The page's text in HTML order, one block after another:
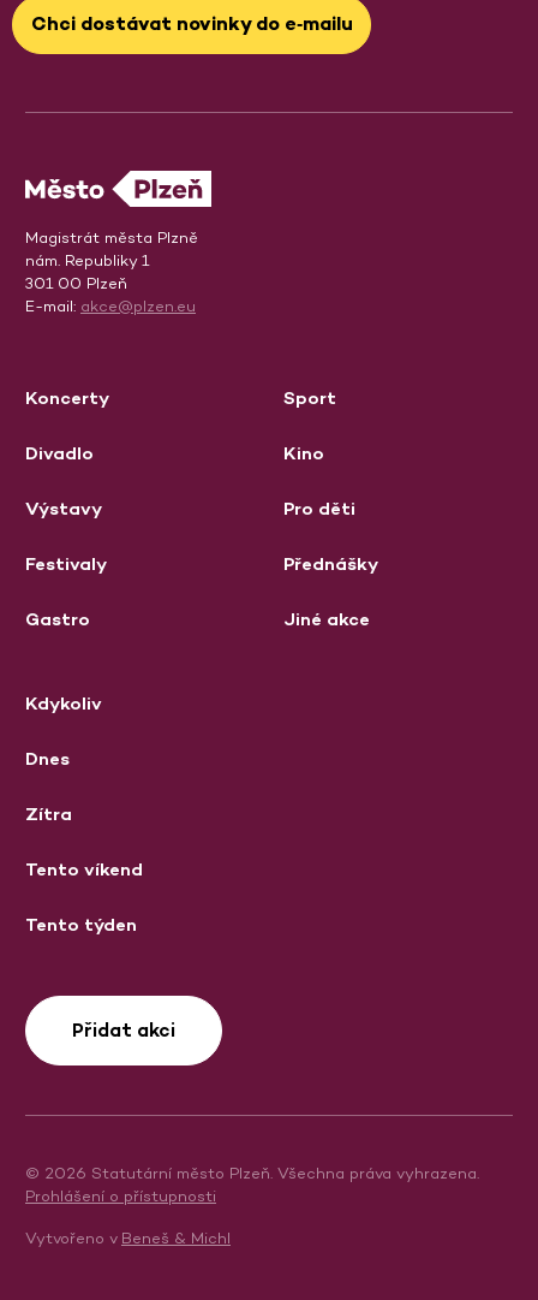
Chci dostávat novinky do e‑mailu
Magistrát města Plzně
nám. Republiky 1
301 00 Plzeň
E-mail: akce@plzen.eu
Koncerty
Divadlo
Výstavy
Festivaly
Gastro
Sport
Kino
Pro děti
Přednášky
Jiné akce
Kdykoliv
Dnes
Zítra
Tento víkend
Tento týden
Přidat akci
© 2026 Statutární město Plzeň. Všechna práva vyhrazena.
Prohlášení o přístupnosti
Vytvořeno v Beneš & Michl